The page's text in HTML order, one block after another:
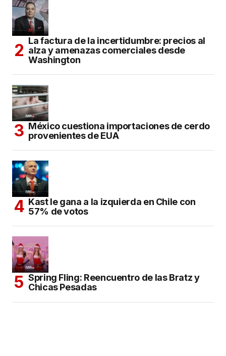
La factura de la incertidumbre: precios al
alza y amenazas comerciales desde
Washington
México cuestiona importaciones de cerdo
provenientes de EUA
Kast le gana a la izquierda en Chile con
57% de votos
Spring Fling: Reencuentro de las Bratz y
Chicas Pesadas